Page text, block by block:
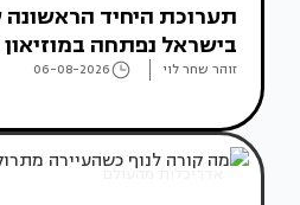
תערוכת היחיד הראשונה
בישראל נפתחה
זוהר שחר לוי 06-08-2026
אדריכלות מהעולם